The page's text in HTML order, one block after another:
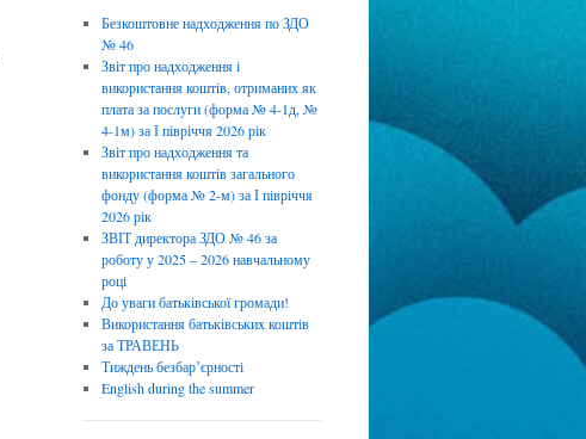
Безкоштовне надходження по ЗДО
№ 46
Звіт про надходження і
використання коштів, отриманих як
плата за послуги (форма № 4-1д, №
4-1м) за І півріччя 2026 рік
Звіт про надходження та
використання коштів загального
фонду (форма № 2-м) за І півріччя
2026 рік
ЗВІТ директора ЗДО № 46 за
роботу у 2025 – 2026 навчальному
році
До уваги батьківської громади!
Використання батьківських коштів
за ТРАВЕНЬ
Тиждень безбарʼєрності
English during the summer